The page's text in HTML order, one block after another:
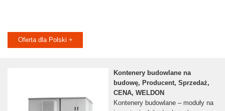
Oferta dla Polski +
Kontenery budowlane na
budowę, Producent, Sprzedaż,
CENA, WELDON
Kontenery budowlane – moduły na